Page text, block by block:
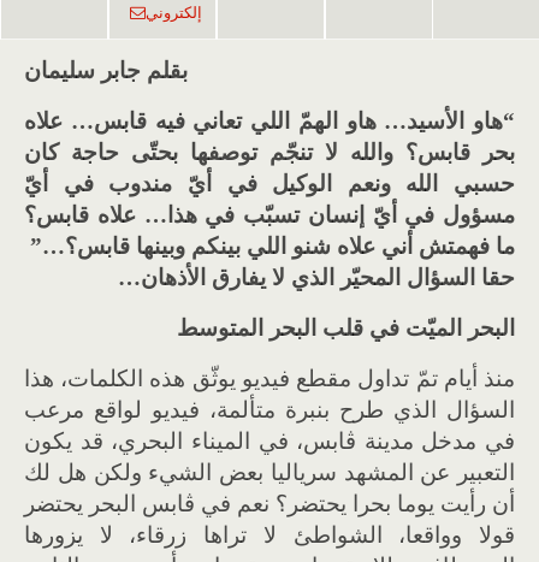
إلكتروني
بقلم جابر سليمان
“هاو الأسيد… هاو الهمّ اللي تعاني فيه قابس… علاه
بحر قابس؟ والله لا تنجّم توصفها بحتّى حاجة كان
حسبي الله ونعم الوكيل في أيّ مندوب في أيّ
مسؤول في أيّ إنسان تسبّب في هذا… علاه قابس؟
ما فهمتش أني علاه شنو اللي بينكم وبينها قابس؟…”
حقا السؤال المحيّر الذي لا يفارق الأذهان…
البحر الميّت في قلب البحر المتوسط
منذ أيام تمّ تداول مقطع فيديو يوثّق هذه الكلمات، هذا
السؤال الذي طرح بنبرة متألمة، فيديو لواقع مرعب
في مدخل مدينة ڨابس، في الميناء البحري، قد يكون
التعبير عن المشهد سرياليا بعض الشيء ولكن هل لك
أن رأيت يوما بحرا يحتضر؟ نعم في ڨابس البحر يحتضر
قولا وواقعا، الشواطئ لا تراها زرقاء، لا يزورها